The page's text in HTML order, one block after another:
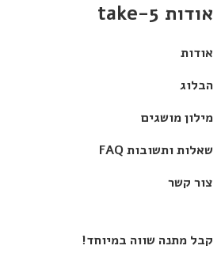
אודות take-5
אודות
הבלוג
מילון מושגים
שאלות ותשובות FAQ
צור קשר
קבל מתנה שווה במיוחד!